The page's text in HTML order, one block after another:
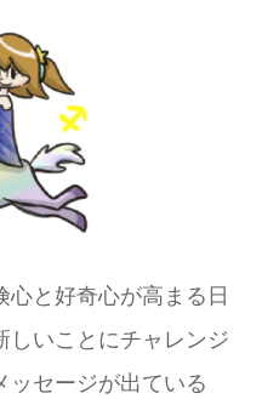
と好奇心が高まる日
しいことにチャレンジ
ッセージが出ている